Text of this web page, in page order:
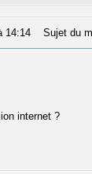
14:14 Sujet du
internet ?